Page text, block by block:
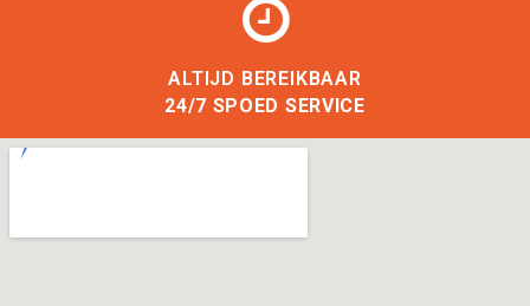
ALTIJD BEREIKBAAR
24/7 SPOED SERVICE